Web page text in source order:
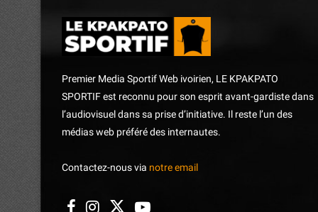
Premier Media Sportif Web ivoirien, LE KPAKPATO
SPORTIF est reconnu pour son esprit avant-gardiste dans
l’audiovisuel dans sa prise d’initiative. Il reste l’un des
médias web préféré des internautes.
Contactez-nous via notre email